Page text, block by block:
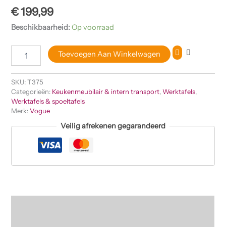
€199,99
Beschikbaarheid:Op voorraad
Toevoegen Aan Winkelwagen
SKU:T375
Categorieën: Keukenmeubilair & intern transport,Werktafels,
Werktafels & spoeltafels
Merk:Vogue
Veilig afrekenen gegarandeerd